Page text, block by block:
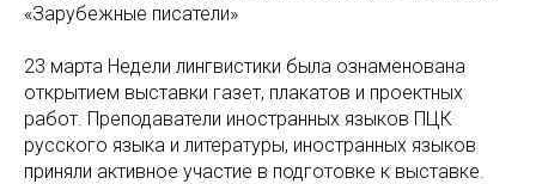
«Зарубежные писатели»
23 марта Недели лингвистики была ознаменована
открытием выставки газет, плакатов и проектных
работ. Преподаватели иностранных языков ПЦК
русского языка и литературы, иностранных языков
приняли активное участие в подготовке к выставке.